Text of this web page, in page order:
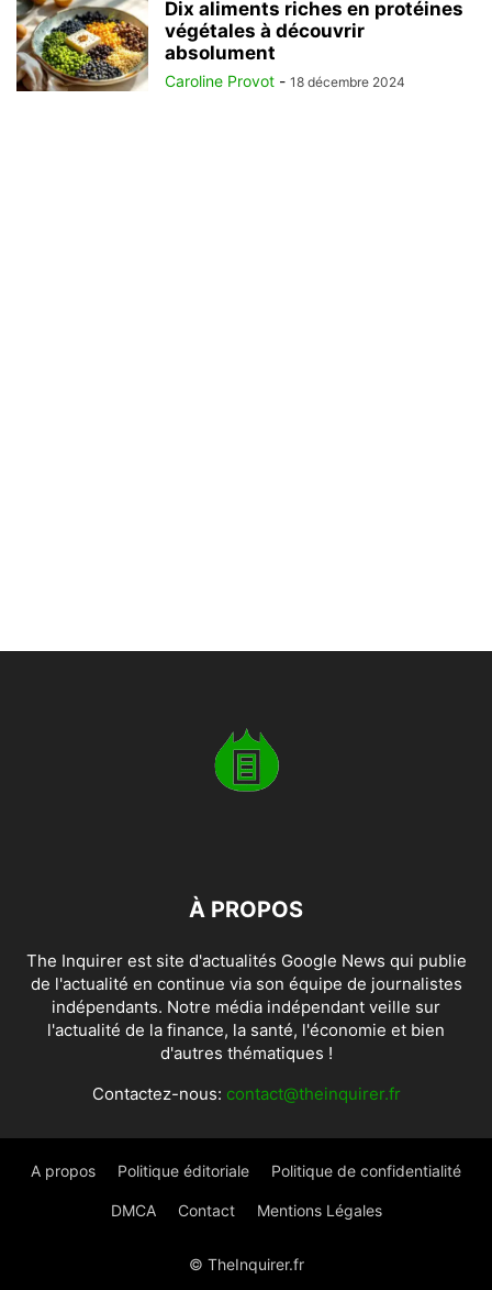
Dix aliments riches en protéines
végétales à découvrir
absolument
Caroline Provot - 18 décembre 2024
À PROPOS
The Inquirer est site d'actualités Google News qui publie
de l'actualité en continue via son équipe de journalistes
indépendants. Notre média indépendant veille sur
l'actualité de la finance, la santé, l'économie et bien
d'autres thématiques !
Contactez-nous: contact@theinquirer.fr
A propos Politique éditoriale Politique de confidentialité
DMCA Contact Mentions Légales
© TheInquirer.fr